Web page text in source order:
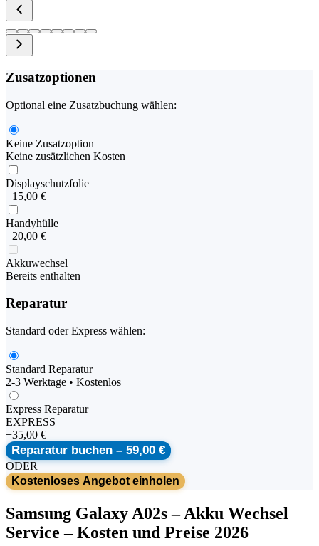
Zusatzoptionen
Optional eine Zusatzbuchung wählen:
Keine Zusatzoption
Keine zusätzlichen Kosten
Displayschutzfolie
+15,00 €
Handyhülle
+20,00 €
Akkuwechsel
Bereits enthalten
Reparatur
Standard oder Express wählen:
Standard Reparatur
2-3 Werktage • Kostenlos
Express Reparatur
EXPRESS
+35,00 €
Reparatur buchen – 59,00 €
ODER
Kostenloses Angebot einholen
Samsung Galaxy A02s–Akku Wechsel
Service – Kosten und Preise 2026